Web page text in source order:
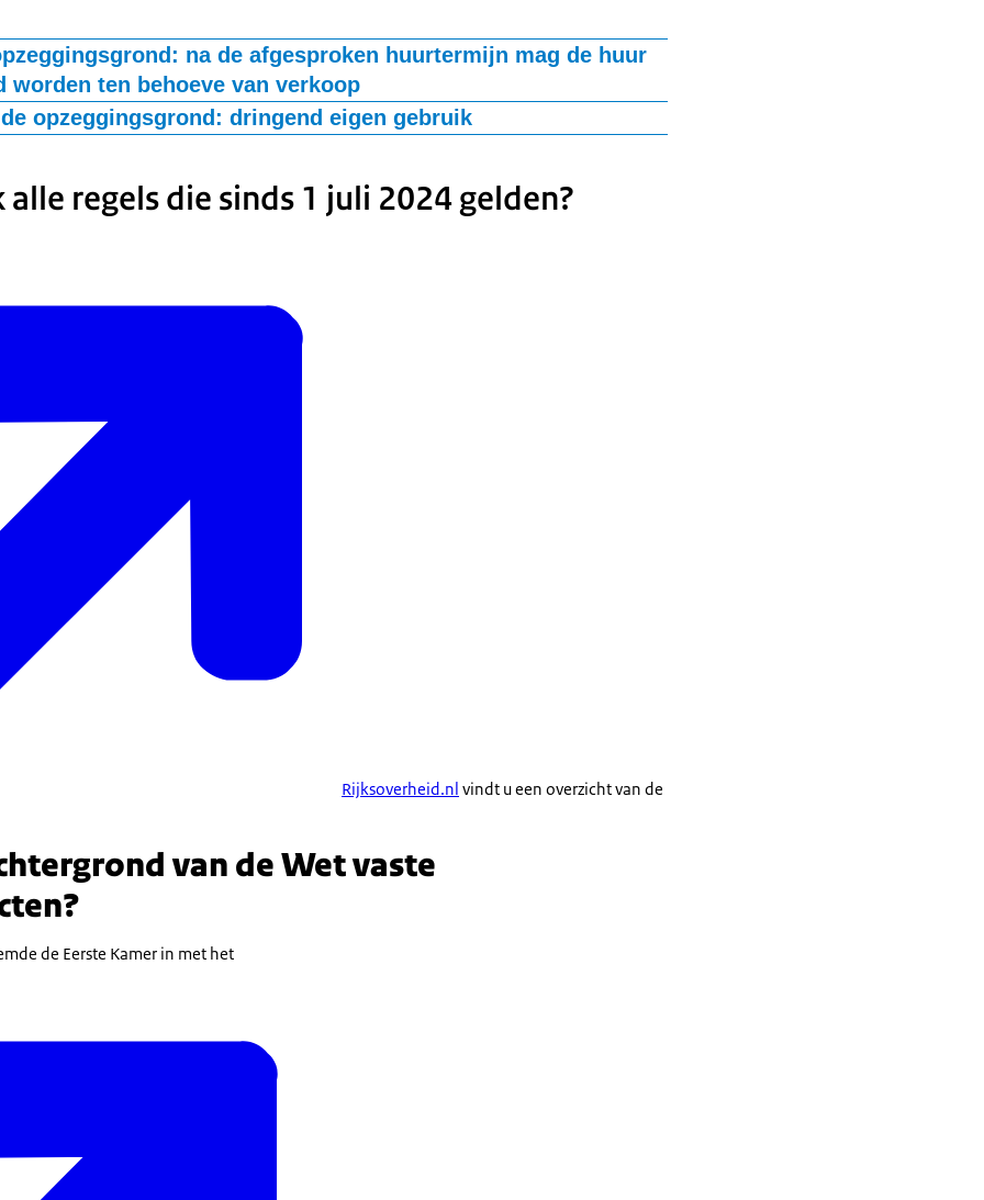
na de afgesproken huurtermijn mag de huur
worden ten behoeve van verkoop
de verhuurder een natuurlijk persoon is, trouwt of een geregistreerd partnerschap
hebben. Een verhuurder mag eenmalig op deze grond de huur beëindigen en moet
opzeggingsgrond: dringend eigen gebruik
regels die sinds 1 juli 2024 gelden?
Rijksoverheid.nl vindt u een overzicht van de
van de Wet vaste
de Eerste Kamer in met het